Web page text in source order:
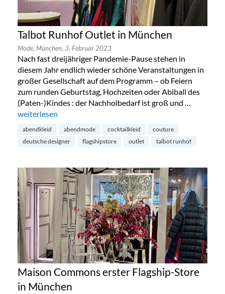
Talbot Runhof Outlet in München
Mode, München, 3. Februar 2023
Nach fast dreijähriger Pandemie-Pause stehen in
diesem Jahr endlich wieder schöne Veranstaltungen in
großer Gesellschaft auf dem Programm – ob Feiern
zum runden Geburtstag, Hochzeiten oder Abiball des
(Paten-)Kindes : der Nachholbedarf ist groß und …
„Talbot Runhof Outlet in München“
weiterlesen
abendkleid abendmode cocktailkleid
couture
deutsche designer
flagshipstore outlet talbot runhof
Maison Commons erster Flagship-Store
in München